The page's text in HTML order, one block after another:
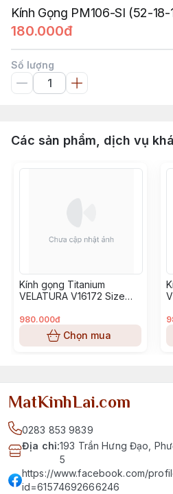
Kính Gọng PM106-SI (52-18-
180.000đ
Số lượng
Các sản phẩm, dịch vụ
Kính gọng Titanium
VELATURA V16172 Size
980.000đ
Chọn mua
MatKinhLai.com
0283 853 9839
Địa chỉ:193 Trần Hưng Đạo,
5
https://www.facebook.com/
id=61574692666246